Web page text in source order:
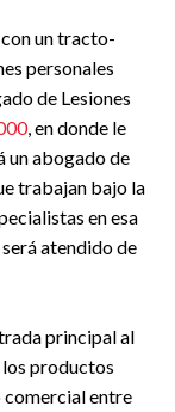
un tracto-
personales
de Lesiones
, en donde le
un abogado de
trabajan bajo la
en esa
atendido de
principal al
productos
entre